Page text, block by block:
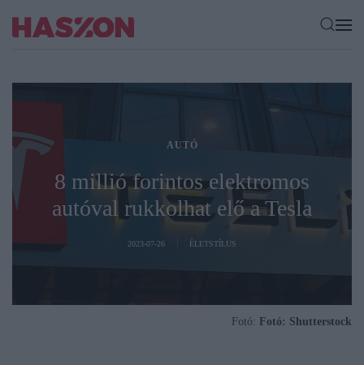
AUTÓ
8 millió forintos elektromos
autóval rukkolhat elő a Tesla
2023-07-26 ÉLETSTÍLUS
Fotó: Fotó: Shutterstock